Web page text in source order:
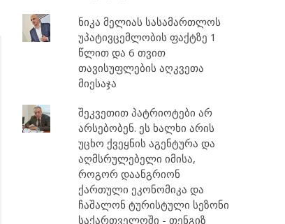
ნიკა მელიას სასამართლოს
უპატივცემლობის ფაქტზე 1
წლით და 6 თვით
თავისუფლების აღკვეთა
მიესაჯა
შეკვეთით პატრიოტები არ
არსებობენ. ეს ხალხი არის
უცხო ქვეყნის აგენტურა და
აღმსრულებელი იმისა,
როგორ დაანგრიონ
ქართული ეკონომიკა და
ჩაშალონ ტურისტული სეზონი
საქართველოში - თენგიზ